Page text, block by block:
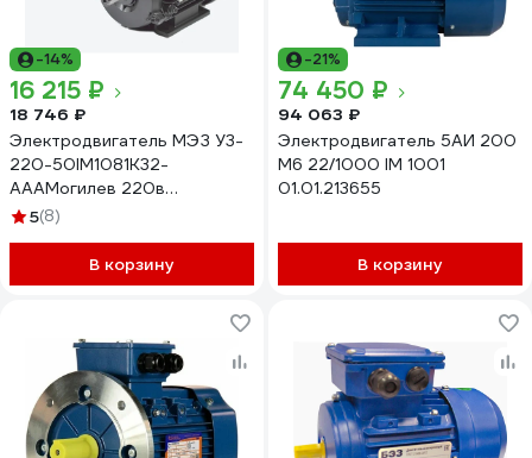
-14%
16 215 ₽
18 746 ₽
Электродвигатель МЭЗ У3-
220-50IM1081К32-
АААМогилев 220в
АИРЕ80С2 1081
5(8)
В корзину
-21%
74 450 ₽
94 063 ₽
Электродвигатель 5АИ 200
М6 22/1000 IM 1001
01.01.213655
В корзину